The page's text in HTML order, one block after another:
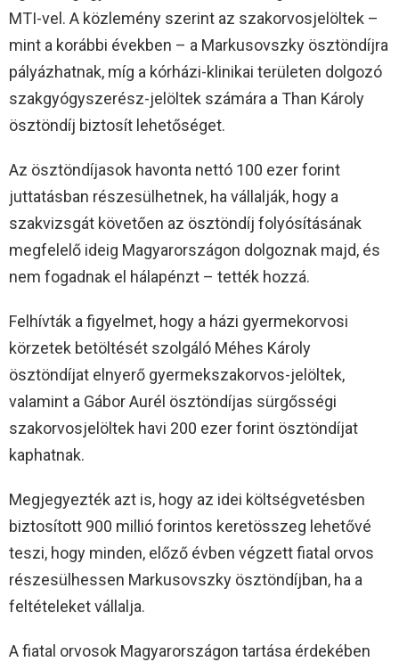
MTI-vel. A közlemény szerint az szakorvosjelöltek –
mint a korábbi években – a Markusovszky ösztöndíjra
pályázhatnak, míg a kórházi-klinikai területen dolgozó
szakgyógyszerész-jelöltek számára a Than Károly
ösztöndíj biztosít lehetőséget.
Az ösztöndíjasok havonta nettó 100 ezer forint
juttatásban részesülhetnek, ha vállalják, hogy a
szakvizsgát követően az ösztöndíj folyósításának
megfelelő ideig Magyarországon dolgoznak majd, és
nem fogadnak el hálapénzt – tették hozzá.
Felhívták a figyelmet, hogy a házi gyermekorvosi
körzetek betöltését szolgáló Méhes Károly
ösztöndíjat elnyerő gyermekszakorvos-jelöltek,
valamint a Gábor Aurél ösztöndíjas sürgősségi
szakorvosjelöltek havi 200 ezer forint ösztöndíjat
kaphatnak.
Megjegyezték azt is, hogy az idei költségvetésben
biztosított 900 millió forintos keretösszeg lehetővé
teszi, hogy minden, előző évben végzett fiatal orvos
részesülhessen Markusovszky ösztöndíjban, ha a
feltételeket vállalja.
A fiatal orvosok Magyarországon tartása érdekében